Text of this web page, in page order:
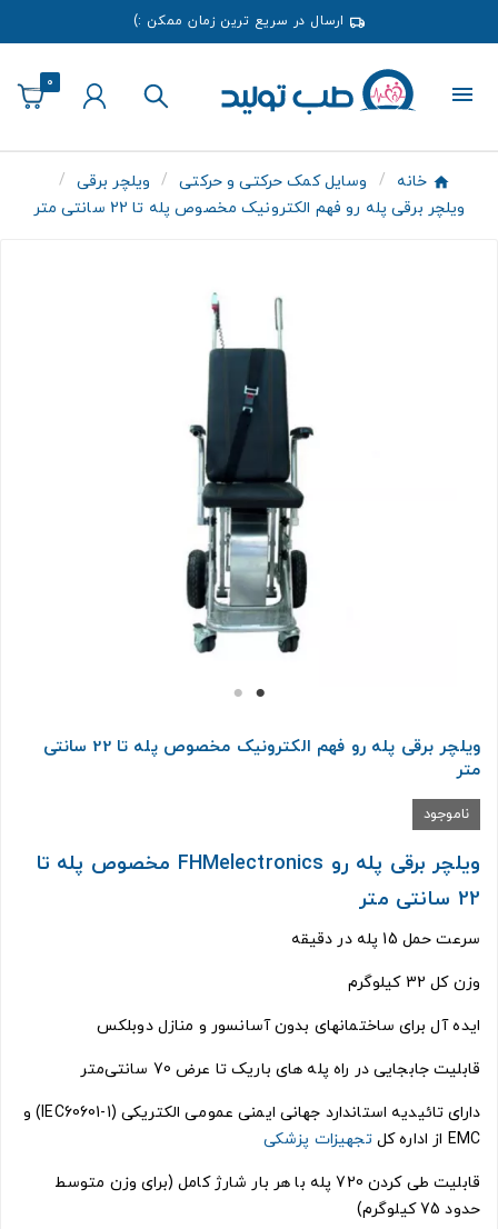
ارسال در سریع ترین زمان ممکن :)
0
خانه وسایل کمک حرکتی و حرکتی
ویلچر برقی
ویلچر برقی پله رو فهم الکترونیک مخصوص پله تا 22 سانتی متر
ویلچر برقی پله رو فهم الکترونیک مخصوص پله تا 22 سانتی
متر
ناموجود
ویلچر برقی پله رو FHMelectronics مخصوص پله تا
22 سانتی متر
سرعت حمل 15 پله در دقیقه
وزن کل 32 کیلوگرم
ایده آل برای ساختمانهای بدون آسانسور و منازل دوبلکس
قابلیت جابجایی در راه پله های باریک تا عرض 70 سانتی‌متر
دارای تائیدیه استاندارد جهانی ایمنی عمومی الکتریکی (IEC60601-1) و
EMC از اداره کل
تجهیزات پزشکی
قابلیت طی کردن 720 پله با هر بار شارژ کامل (برای وزن متوسط
حدود 75 کیلوگرم)